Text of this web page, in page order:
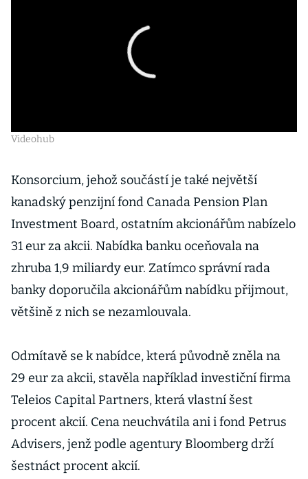
Videohub
Konsorcium, jehož součástí je také největší
kanadský penzijní fond Canada Pension Plan
Investment Board, ostatním akcionářům nabízelo
31 eur za akcii. Nabídka banku oceňovala na
zhruba 1,9 miliardy eur. Zatímco správní rada
banky doporučila akcionářům nabídku přijmout,
většině z nich se nezamlouvala.
Odmítavě se k nabídce, která původně zněla na
29 eur za akcii, stavěla například investiční firma
Teleios Capital Partners, která vlastní šest
procent akcií. Cena neuchvátila ani i fond Petrus
Advisers, jenž podle agentury Bloomberg drží
šestnáct procent akcií.